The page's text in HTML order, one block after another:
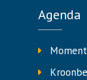
Agenda